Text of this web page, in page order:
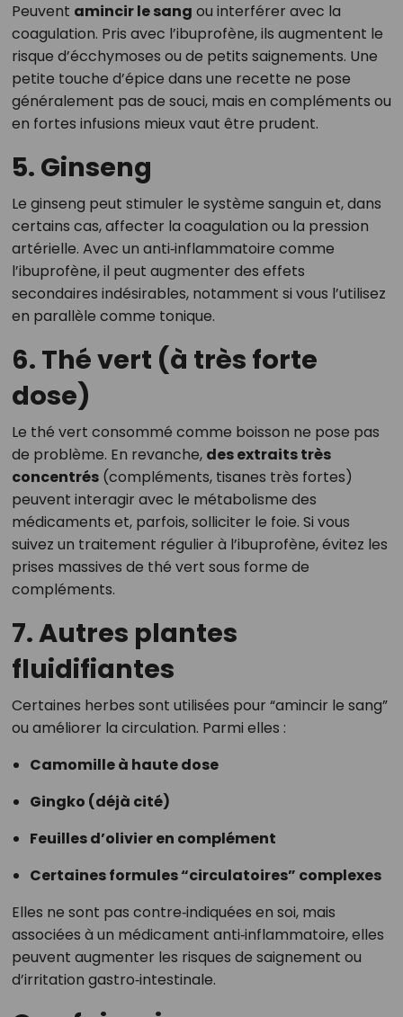
Peuvent amincir le sang ou interférer avec la
coagulation. Pris avec l’ibuprofène, ils augmentent le
risque d’écchymoses ou de petits saignements. Une
petite touche d’épice dans une recette ne pose
généralement pas de souci, mais en compléments ou
en fortes infusions mieux vaut être prudent.
5. Ginseng
Le ginseng peut stimuler le système sanguin et, dans
certains cas, affecter la coagulation ou la pression
artérielle. Avec un anti‑inflammatoire comme
l’ibuprofène, il peut augmenter des effets
secondaires indésirables, notamment si vous l’utilisez
en parallèle comme tonique.
6. Thé vert (à très forte
dose)
Le thé vert consommé comme boisson ne pose pas
de problème. En revanche, des extraits très
concentrés(compléments, tisanes très fortes)
peuvent interagir avec le métabolisme des
médicaments et, parfois, solliciter le foie. Si vous
suivez un traitement régulier à l’ibuprofène, évitez les
prises massives de thé vert sous forme de
compléments.
7. Autres plantes
fluidifiantes
Certaines herbes sont utilisées pour “amincir le sang”
ou améliorer la circulation. Parmi elles :
Camomille à haute dose
Gingko (déjà cité)
Feuilles d’olivier en complément
Certaines formules “circulatoires” complexes
Elles ne sont pas contre‑indiquées en soi, mais
associées à un médicament anti‑inflammatoire, elles
peuvent augmenter les risques de saignement ou
d’irritation gastro‑intestinale.